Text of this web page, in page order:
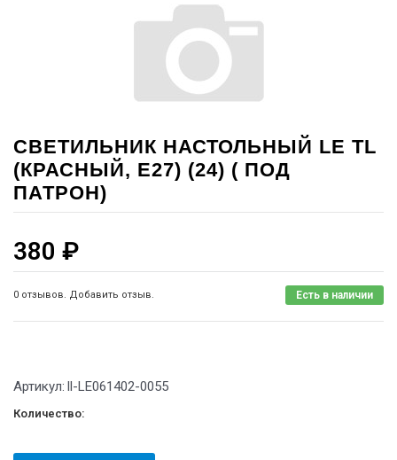
СВЕТИЛЬНИК НАСТОЛЬНЫЙ LE TL
(КРАСНЫЙ, E27) (24) ( ПОД
ПАТРОН)
380 ₽
0 отзывов. Добавить отзыв. Есть в наличии
Артикул: ll-LE061402-0055
Количество: